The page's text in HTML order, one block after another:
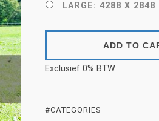
LARGE: 4288 X 2848
ADD TO
Exclusief 0% BTW
#CATEGORIES